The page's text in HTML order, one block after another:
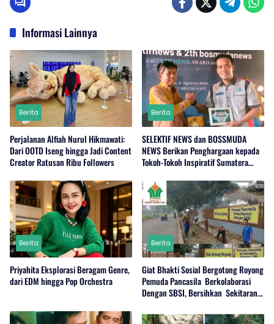
Informasi Lainnya
Berita
Perjalanan Alfiah Nurul Hikmawati:
Dari OOTD Iseng hingga Jadi Content
Creator Ratusan Ribu Followers
Berita
SELEKTIF NEWS dan BOSSMUDA
NEWS Berikan Penghargaan kepada
Tokoh-Tokoh Inspiratif Sumatera
Berita
Priyahita Eksplorasi Beragam Genre,
dari EDM hingga Pop Orchestra
Berita
Giat Bhakti Sosial Bergotong Royong
Pemuda Pancasila Berkolaborasi
Dengan SBSI, Bersihkan Sekitaran